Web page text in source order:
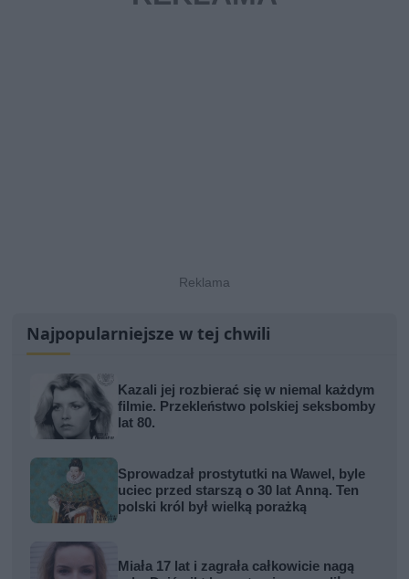
Najpopularniejsze w tej chwili
Kazali jej rozbierać się w niemal każdym
filmie. Przekleństwo polskiej seksbomby
lat 80.
Sprowadzał prostytutki na Wawel, byle
uciec przed starszą o 30 lat Anną. Ten
polski król był wielką porażką
Miała 17 lat i zagrała całkowicie nagą